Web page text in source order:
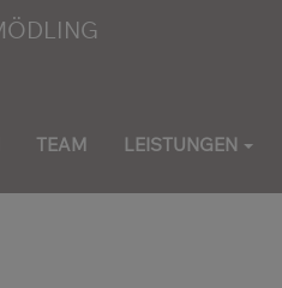
TEAM LEISTUNGEN